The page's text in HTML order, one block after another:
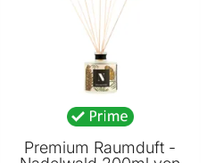
Premium Raumduft -